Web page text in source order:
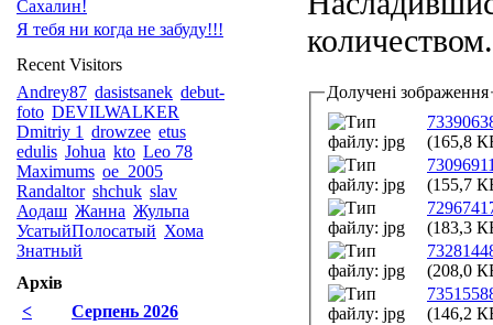
Долучені зображення
(165,8
(155,7
(183,3
(208,0
(146,2
Сахалин!
Я тебя ни когда не забуду!!!
Recent Visitors
Andrey87 dasistsanek debut-
foto DEVILWALKER
Dmitriy 1 drowzee etus
edulis Johua kto Leo 78
Maximums oe_2005
Randaltor shchuk slav
Аодаш Жанна Жульпа
УсатыйПолосатый Хома
Знатный
Архів
<
Серпень 2026